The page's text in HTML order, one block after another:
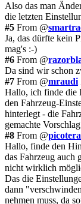
Also das man
die letzten
#5 From @
Ja, das dürfte kein
mag's :-)
#6 From @
Da sind wir schon
#7 From @mraudi
Hallo, ich finde die
den Fahrzeug-
hinterlegt - die
gemachte
#8 From @picotera
Hallo, finde den
das Fahrzeug auch
nicht wirklich
Das die
dann
nehmen muss, da